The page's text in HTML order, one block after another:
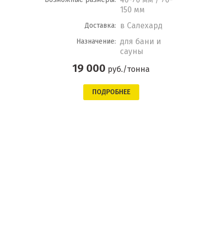
150 мм
Доставка: в Салехард
Назначение: для бани и
сауны
19 000 руб./тонна
ПОДРОБНЕЕ